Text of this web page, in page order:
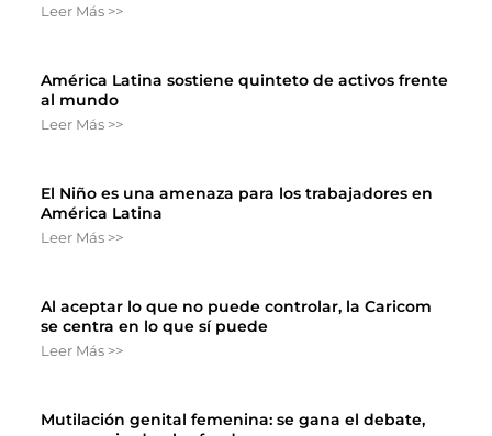
Leer Más >>
América Latina sostiene quinteto de activos frente
al mundo
Leer Más >>
El Niño es una amenaza para los trabajadores en
América Latina
Leer Más >>
Al aceptar lo que no puede controlar, la Caricom
se centra en lo que sí puede
Leer Más >>
Mutilación genital femenina: se gana el debate,